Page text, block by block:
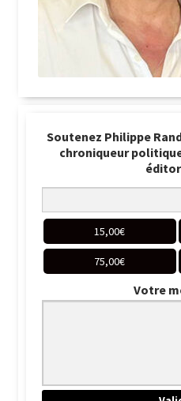
Soutenez Philippe
chroniqueur
15,00€
75,00€
Votre